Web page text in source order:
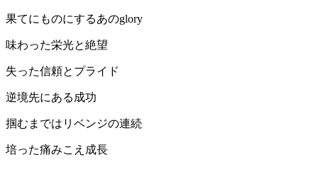
果てにものにするあのglory
味わった栄光と絶望
失った信頼とプライド
逆境先にある成功
掴むまではリベンジの連続
培った痛みこえ成長